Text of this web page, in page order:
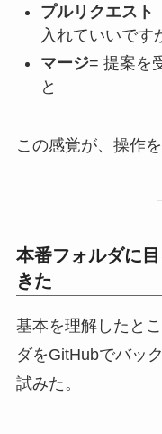
プルリクエスト
入れていいです
マージ= 提案を
と
この感覚が、操作
本番フォルダに
きた
基本を理解したと
ダをGitHubでバッ
試みた。